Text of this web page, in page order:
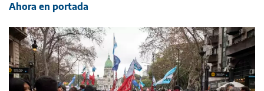
Ahora en portada